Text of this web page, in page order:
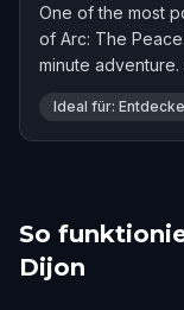
One of the most
of Arc: The
minute adventure.
Ideal für:
So
Dijon